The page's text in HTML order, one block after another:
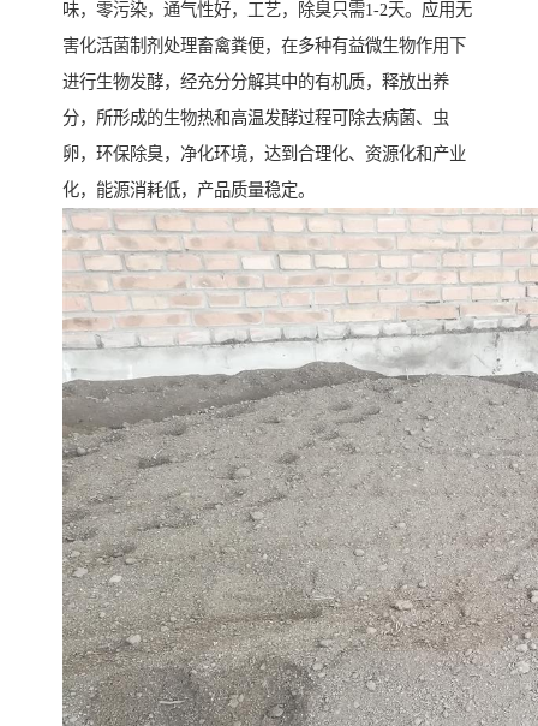
味，零污染，通气性好，工艺，除臭只需1-2天。应用无
害化活菌制剂处理畜禽粪便，在多种有益微生物作用下
进行生物发酵，经充分分解其中的有机质，释放出养
分，所形成的生物热和高温发酵过程可除去病菌、虫
卵，环保除臭，净化环境，达到合理化、资源化和产业
化，能源消耗低，产品质量稳定。